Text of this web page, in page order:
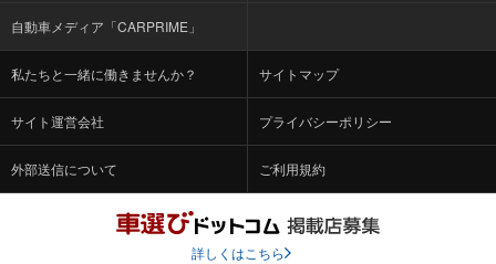
自動車メディア「CARPRIME」
私たちと一緒に働きませんか？ サイトマップ
サイト運営会社 プライバシーポリシー
外部送信について ご利用規約
詳しくはこちら